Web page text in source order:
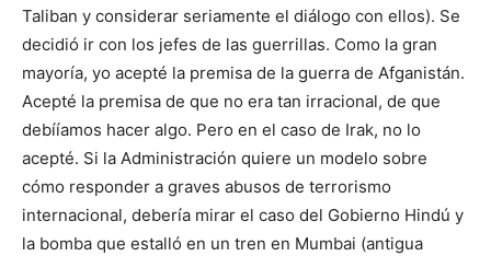
Taliban y considerar seriamente el diálogo con ellos). Se
decidió ir con los jefes de las guerrillas. Como la gran
mayoría, yo acepté la premisa de la guerra de Afganistán.
Acepté la premisa de que no era tan irracional, de que
debííamos hacer algo. Pero en el caso de Irak, no lo
acepté. Si la Administración quiere un modelo sobre
cómo responder a graves abusos de terrorismo
internacional, debería mirar el caso del Gobierno Hindú y
la bomba que estalló en un tren en Mumbai (antigua